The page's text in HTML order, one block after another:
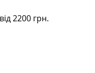
2200 грн.